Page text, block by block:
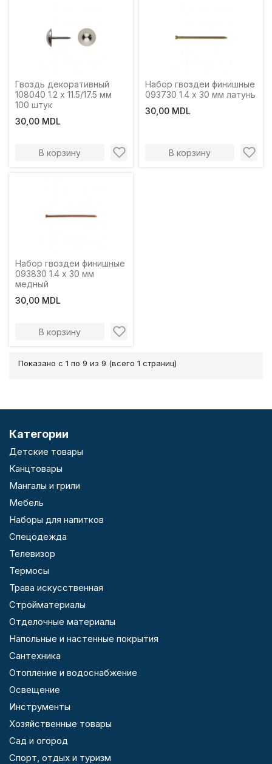
Гвоздь декоративный
108040 1.2 x 11.5/17.5 мм
100 штук
30,00 MDL
В корзину
Набор гвоздеи финишные
093730 1.4 x 30 мм латунь
30,00 MDL
В корзину
Набор гвоздеи финишные
093830 1.4 x 30 мм
медный
30,00 MDL
В корзину
Показано с 1 по 9 из 9 (всего 1 страниц)
Категории
Детские товары
Канцтовары
Мангалы и грили
Мебель
Наборы для напитков
Спецодежда
Телевизор
Термосы
Трава искусственная
Стройматериалы
Отделочные материалы
Напольные и настенные покрытия
Сантехника
Отопление и водоснабжение
Освещение
Инструменты
Хозяйственные товары
Сад и огород
Спорт, отдых и туризм